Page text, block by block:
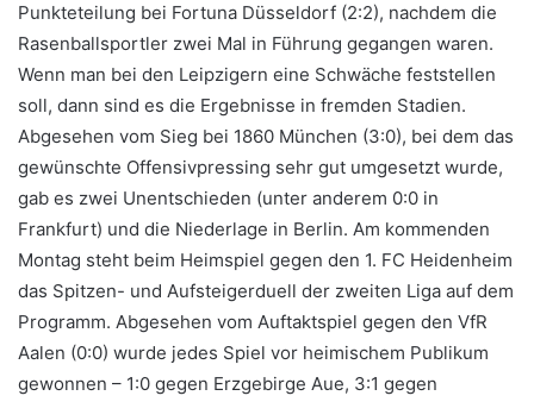
Punkteteilung bei Fortuna Düsseldorf (2:2), nachdem die
Rasenballsportler zwei Mal in Führung gegangen waren.
Wenn man bei den Leipzigern eine Schwäche feststellen
soll, dann sind es die Ergebnisse in fremden Stadien.
Abgesehen vom Sieg bei 1860 München (3:0), bei dem das
gewünschte Offensivpressing sehr gut umgesetzt wurde,
gab es zwei Unentschieden (unter anderem 0:0 in
Frankfurt) und die Niederlage in Berlin. Am kommenden
Montag steht beim Heimspiel gegen den 1. FC Heidenheim
das Spitzen- und Aufsteigerduell der zweiten Liga auf dem
Programm. Abgesehen vom Auftaktspiel gegen den VfR
Aalen (0:0) wurde jedes Spiel vor heimischem Publikum
gewonnen – 1:0 gegen Erzgebirge Aue, 3:1 gegen